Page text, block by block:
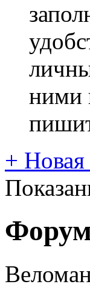
ними
+ Новая